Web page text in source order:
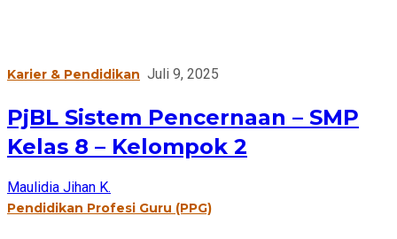
Karier & Pendidikan Juli 9, 2025
PjBL Sistem Pencernaan – SMP
Kelas 8 – Kelompok 2
Maulidia Jihan K.
Pendidikan Profesi Guru (PPG)